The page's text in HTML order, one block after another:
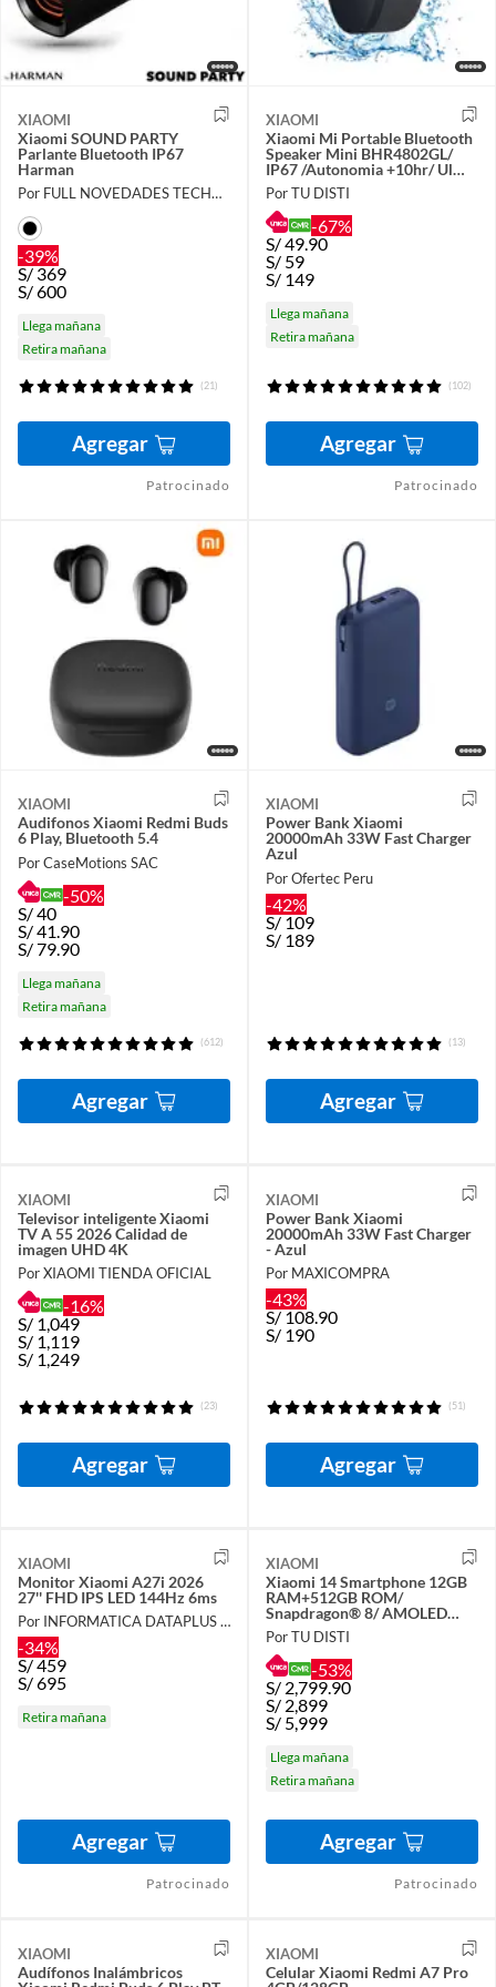
XIAOMI
Xiaomi SOUND PARTY
Parlante Bluetooth IP67
Harman
Por FULL NOVEDADES TECHNOLOGY E.I.R.L.
-39%
S/ 369
S/600
Llega mañana
Retira mañana
(21)
Agregar
Patrocinado
XIAOMI
Xiaomi Mi Portable Bluetooth
Speaker Mini BHR4802GL/
IP67 /Autonomia +10hr/ Ul
Ligero/ Type C
Por TU DISTI
-67%
S/49.90
S/ 59
S/ 149
Llega mañana
Retira mañana
(102)
Agregar
Patrocinado
XIAOMI
Audifonos Xiaomi Redmi Buds
6 Play, Bluetooth 5.4
Por CaseMotions SAC
-50%
S/40
S/41.90
S/79.90
Llega mañana
Retira mañana
(612)
Agregar
XIAOMI
Power Bank Xiaomi
20000mAh 33W Fast Charger
Azul
Por Ofertec Peru
-42%
S/109
S/ 189
(13)
Agregar
XIAOMI
Televisor inteligente Xiaomi
TV A 55 2026 Calidad de
imagen UHD 4K
Por XIAOMI TIENDA OFICIAL
-16%
S/ 1,049
S/ 1,119
S/ 1,249
(23)
Agregar
XIAOMI
Power Bank Xiaomi
20000mAh 33W Fast Charger
- Azul
Por MAXICOMPRA
-43%
S/108.90
S/ 190
(51)
Agregar
XIAOMI
Monitor Xiaomi A27i 2026
27'' FHD IPS LED 144Hz 6ms
Por INFORMATICA DATAPLUS SAC
-34%
S/459
S/695
Retira mañana
Agregar
Patrocinado
XIAOMI
Xiaomi 14 Smartphone 12GB
RAM+512GB ROM/
Snapdragon® 8/ AMOLED
1.5K / Lente óptico profesional
Leica
Por TU DISTI
-53%
S/ 2,799.90
S/ 2,899
S/ 5,999
Llega mañana
Retira mañana
Agregar
Patrocinado
XIAOMI
Audífonos Inalámbricos
XIAOMI
Celular Xiaomi Redmi A7 Pro